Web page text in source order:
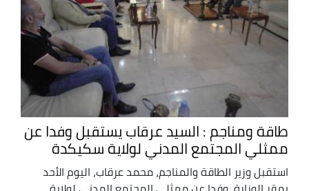
طاقة ومناجم : السيد عرقاب يستقبل وفدا عن
ممثلي المجتمع المدني لولاية سكيكدة
استقبل وزير الطاقة والمناجم، محمد عرقاب، اليوم الأحد